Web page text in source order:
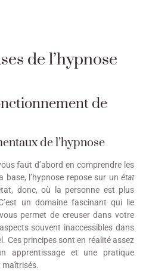
de l’hypnose
de
de l’hypnose
faut d’abord en comprendre les
base, l’hypnose repose sur unétat
donc, où la personne est plus
un domaine fascinant qui lie
permet de creuser dans votre
souvent inaccessibles dans
Ces principes sont en réalité assez
apprentissage et une pratique